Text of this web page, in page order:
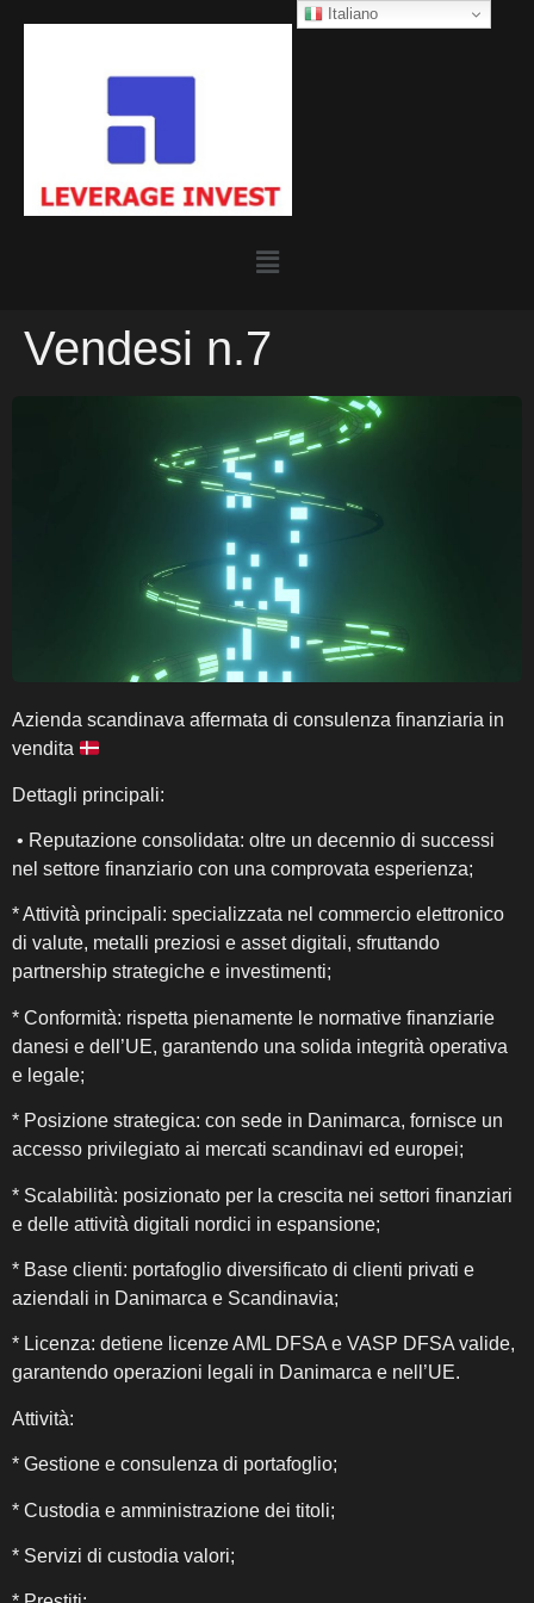
Vendesi n.7
Azienda scandinava affermata di consulenza finanziaria in
vendita
Dettagli principali:
• Reputazione consolidata: oltre un decennio di successi
nel settore finanziario con una comprovata esperienza;
* Attività principali: specializzata nel commercio elettronico
di valute, metalli preziosi e asset digitali, sfruttando
partnership strategiche e investimenti;
* Conformità: rispetta pienamente le normative finanziarie
danesi e dell’UE, garantendo una solida integrità operativa
e legale;
* Posizione strategica: con sede in Danimarca, fornisce un
accesso privilegiato ai mercati scandinavi ed europei;
* Scalabilità: posizionato per la crescita nei settori finanziari
e delle attività digitali nordici in espansione;
* Base clienti: portafoglio diversificato di clienti privati ​​e
aziendali in Danimarca e Scandinavia;
* Licenza: detiene licenze AML DFSA e VASP DFSA valide,
garantendo operazioni legali in Danimarca e nell’UE.
Attività:
* Gestione e consulenza di portafoglio;
* Custodia e amministrazione dei titoli;
* Servizi di custodia valori;
Italiano